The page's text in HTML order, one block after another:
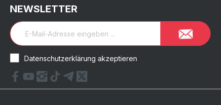
NEWSLETTER
Datenschutzerklärung akzeptieren